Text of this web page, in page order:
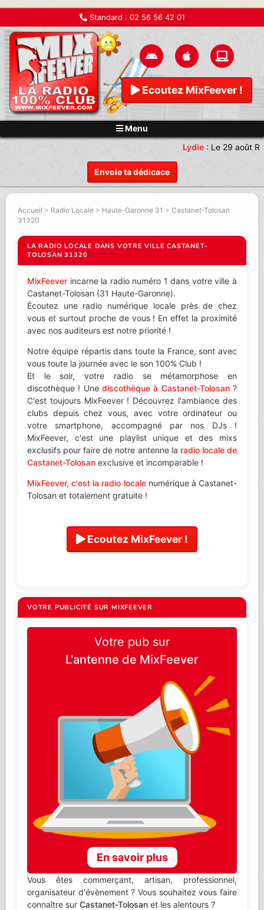
Standard : 02 56 56 42 01
Ecoutez MixFeever !
Menu
Envoie ta dédicace
Lydie:Le 29 août
Accueil > Radio Locale > Haute-Garonne 31 > Castanet-Tolosan
31320
LA RADIO LOCALE DANS VOTRE VILLE CASTANET-
TOLOSAN 31320
MixFeever incarne la radio numéro 1 dans votre ville à
Castanet-Tolosan (31 Haute-Garonne).
Écoutez une radio numérique locale près de chez
vous et surtout proche de vous ! En effet la proximité
avec nos auditeurs est notre priorité !
Notre équipe répartis dans toute la France, sont avec
vous toute la journée avec le son 100% Club !
Et le soir, votre radio se métamorphose en
discothèque ! Une discothèque à Castanet-Tolosan?
C'est toujours MixFeever ! Découvrez l'ambiance des
clubs depuis chez vous, avec votre ordinateur ou
votre smartphone, accompagné par nos DJs !
MixFeever, c'est une playlist unique et des mixs
exclusifs pour faire de notre antenne la radio locale de
Castanet-Tolosan exclusive et incomparable !
MixFeever, c'est la radio localenumérique à Castanet-
Tolosan et totalement gratuite !
Ecoutez MixFeever !
VOTRE PUBLICITÉ SUR MIXFEEVER
Votre pub sur
L'antenne de MixFeever
En savoir plus
Vous êtes commerçant, artisan, professionnel,
organisateur d'évènement ? Vous souhaitez vous faire
connaître sur Castanet-Tolosan et les alentours ?